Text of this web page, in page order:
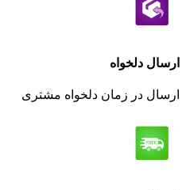
ارسال دلخواه
ارسال در زمان دلخواه مشتری